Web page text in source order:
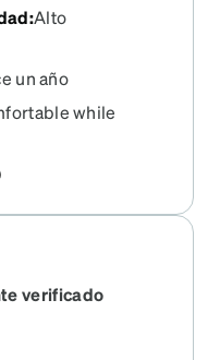
:Alto
un año
while
verificado